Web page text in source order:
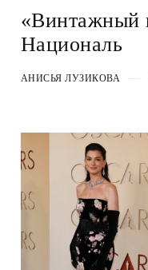
«Винтажный
Националь
АНИСЬЯ ЛУЗИКОВА